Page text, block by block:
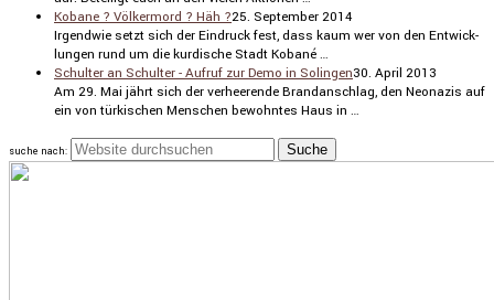
Kobane ? Völkermord ? Häh ?25. September 2014
Irgendwie setzt sich der Eindruck fest, dass kaum wer von den Entwick­
lungen rund um die kurdi­sche Stadt Kobané …
Schulter an Schulter - Aufruf zur Demo in Solingen30. April 2013
Am 29. Mai jährt sich der verhee­rende Brand­an­schlag, den Neonazis auf
ein von türki­schen Menschen bewohntes Haus in …
suche nach: